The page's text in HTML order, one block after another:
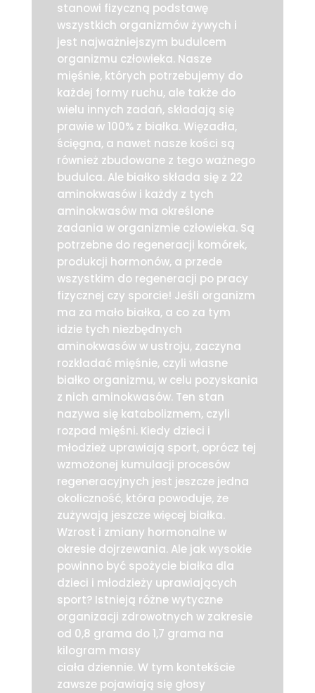
stanowi fizyczną podstawę
wszystkich organizmów żywych i
jest najważniejszym budulcem
organizmu człowieka. Nasze
mięśnie, których potrzebujemy do
każdej formy ruchu, ale także do
wielu innych zadań, składają się
prawie w 100% z białka. Więzadła,
ścięgna, a nawet nasze kości są
również zbudowane z tego ważnego
budulca. Ale białko składa się z 22
aminokwasów i każdy z tych
aminokwasów ma określone
zadania w organizmie człowieka. Są
potrzebne do regeneracji komórek,
produkcji hormonów, a przede
wszystkim do regeneracji po pracy
fizycznej czy sporcie! Jeśli organizm
ma za mało białka, a co za tym
idzie tych niezbędnych
aminokwasów w ustroju, zaczyna
rozkładać mięśnie, czyli własne
białko organizmu, w celu pozyskania
z nich aminokwasów. Ten stan
nazywa się katabolizmem, czyli
rozpad mięśni. Kiedy dzieci i
młodzież uprawiają sport, oprócz tej
wzmożonej kumulacji procesów
regeneracyjnych jest jeszcze jedna
okoliczność, która powoduje, że
zużywają jeszcze więcej białka.
Wzrost i zmiany hormonalne w
okresie dojrzewania. Ale jak wysokie
powinno być spożycie białka dla
dzieci i młodzieży uprawiających
sport? Istnieją różne wytyczne
organizacji zdrowotnych w zakresie
od 0,8 grama do 1,7 grama na
kilogram masy
ciała dziennie. W tym kontekście
zawsze pojawiają się głosy